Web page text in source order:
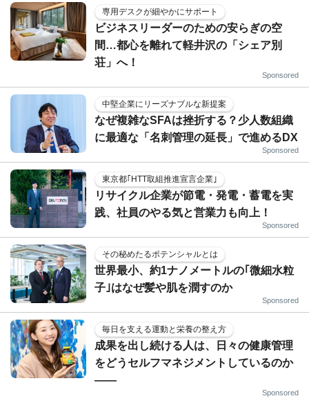
専用デスクが細やかにサポート
ビジネスリーダーのための安らぎの空
間…都心を離れて軽井沢の「シェア別
荘」へ！
Sponsored
中堅企業にリーズナブルな新提案
なぜ複雑なSFAは挫折する？少人数組織
に最適な「名刺管理の延長」で進めるDX
Sponsored
東京都｢HTT取組推進宣言企業｣
リサイクル企業が節電・発電・蓄電を実
践、社員のやる気と営業力も向上！
Sponsored
その秘めたるポテンシャルとは
世界最小、約1ナノメートルの｢微細水粒
子｣はなぜ髪や肌を潤すのか
Sponsored
毎日を支える運動と栄養の整え方
成果を出し続ける人は、日々の健康管理
をどうセルフマネジメントしているのか
——
Sponsored